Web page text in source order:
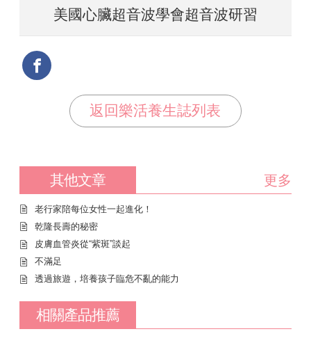
美國心臟超音波學會超音波研習
返回樂活養生誌列表
其他文章 更多
老行家陪每位女性一起進化！
乾隆長壽的秘密
皮膚血管炎從“紫斑”談起
不滿足
透過旅遊，培養孩子臨危不亂的能力
相關產品推薦